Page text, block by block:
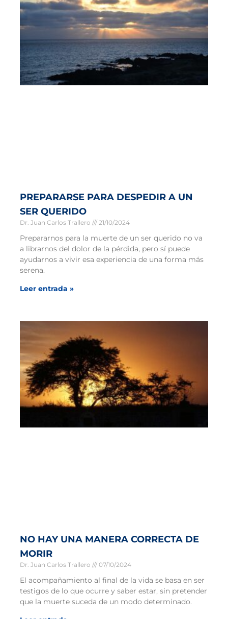
PREPARARSE PARA DESPEDIR A UN
SER QUERIDO
Dr. Juan Carlos Trallero 21/10/2024
Prepararnos para la muerte de un ser querido no va
a librarnos del dolor de la pérdida, pero sí puede
ayudarnos a vivir esa experiencia de una forma más
serena.
Leer entrada »
NO HAY UNA MANERA CORRECTA DE
MORIR
Dr. Juan Carlos Trallero 07/10/2024
El acompañamiento al final de la vida se basa en ser
testigos de lo que ocurre y saber estar, sin pretender
que la muerte suceda de un modo determinado.